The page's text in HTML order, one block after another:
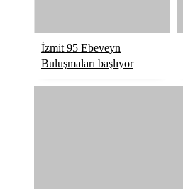
İzmit 95 Ebeveyn
Buluşmaları başlıyor